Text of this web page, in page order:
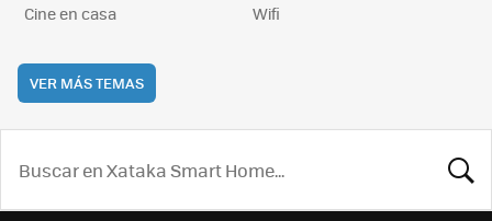
Cine en casa
Wifi
VER MÁS TEMAS